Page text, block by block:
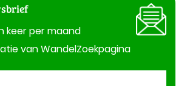
keer per maand
van WandelZoekpagina